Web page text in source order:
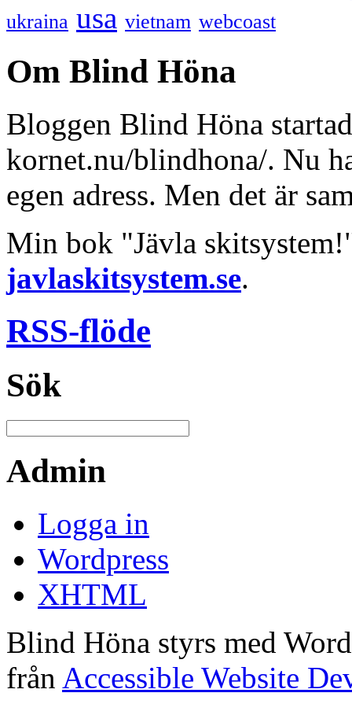
ukraina usa vietnam webcoast
Om Blind Höna
Bloggen Blind Höna
kornet.nu/blindhona/. Nu
egen adress. Men det är
Min bok "Jävla
javlaskitsystem.se.
RSS-flöde
Sök
Admin
Logga in
Wordpress
XHTML
Blind Höna styrs med
från Accessible Website